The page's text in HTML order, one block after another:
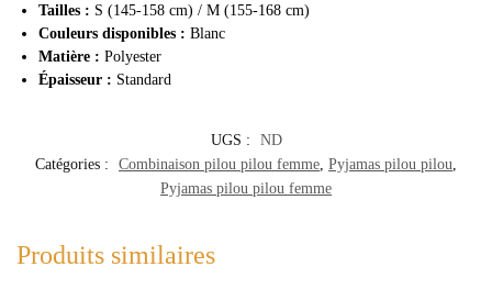
Tailles : S (145-158 cm) / M (155-168 cm)
Couleurs disponibles : Blanc
Matière : Polyester
Épaisseur : Standard
UGS :
ND
Catégories :
Combinaison pilou pilou femme Pyjamas pilou pilou
Pyjamas pilou pilou femme
Produits similaires